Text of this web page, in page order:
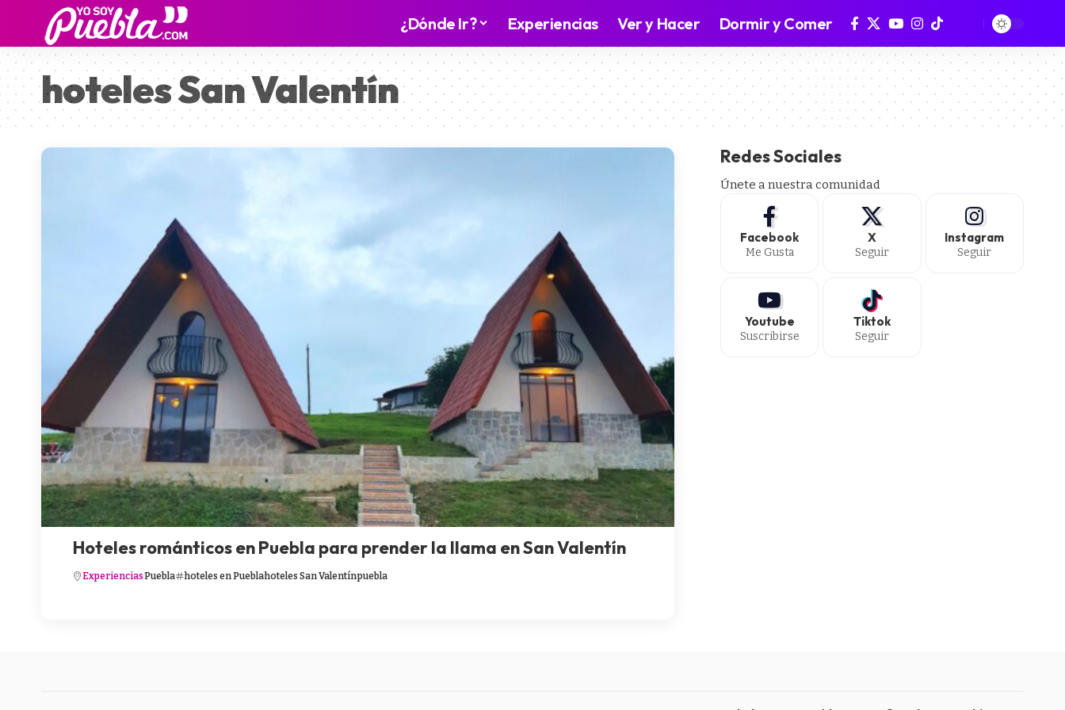
¿Dónde Ir? Experiencias Ver y Hacer Dormir y Comer
hoteles San Valentín
Hoteles románticos en Puebla para prender la llama en San Valentín
ExperienciasPuebla hoteles en Pueblahoteles San Valentínpuebla
Redes Sociales
Únete a nuestra comunidad
Facebook
Me Gusta
X
Seguir
Instagram
Seguir
Youtube
Suscribirse
Tiktok
Seguir